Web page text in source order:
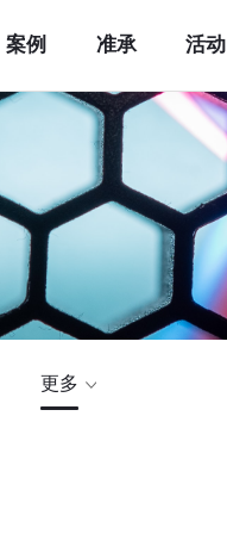
案例 准承 活动
更多